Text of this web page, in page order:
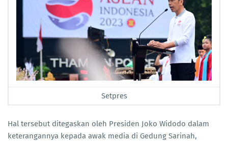
Setpres
Hal tersebut ditegaskan oleh Presiden Joko Widodo dalam
keterangannya kepada awak media di Gedung Sarinah,